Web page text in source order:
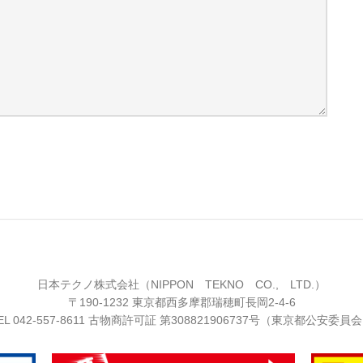
日本テクノ株式会社（NIPPON TEKNO CO., LTD.）
〒190-1232 東京都西多摩郡瑞穂町長岡2-4-6
042-557-8611 古物商許可証 第308821906737号（東京都公安委員